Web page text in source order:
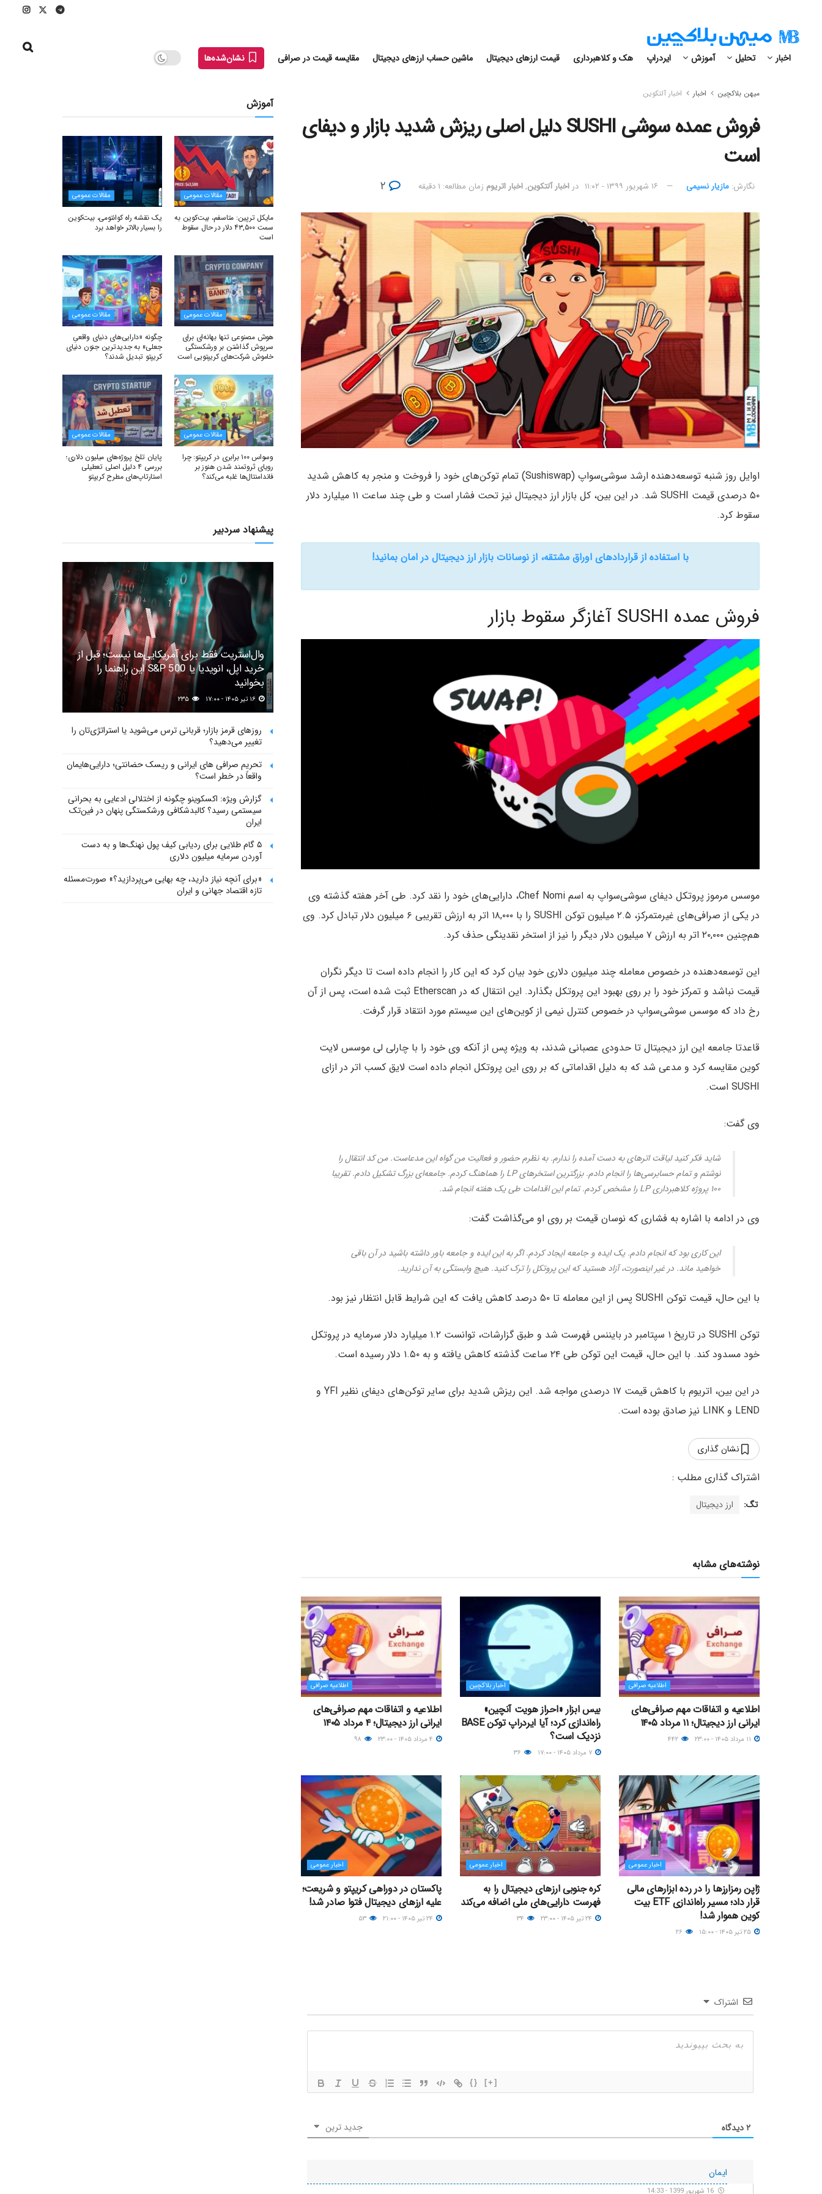
اخبار تحلیل آموزش ایردراپ هک و کلاهبرداری قیمت ارزهای دیجیتال ماشین حساب ارزهای دیجیتال مقایسه قیمت در صرافی نشان‌شده‌ها
میهن بلاکچین اخبار اخبار آلتکوین
فروش عمده سوشی SUSHI دلیل اصلی ریزش شدید بازار و دیفای
است
نگارش:‌ مازیار نسیمی ۱۶ شهریور ۱۳۹۹ - ۱۱:۰۲ در اخبار آلتکوین,اخبار اتریوم زمان مطالعه: ۱ دقیقه
اوایل روز شنبه توسعه‌دهنده ارشد سوشی‌سواپ (Sushiswap) تمام توکن‌های خود را فروخت و منجر به کاهش شدید
۵۰ درصدی قیمت SUSHI شد. در این بین، کل بازار ارز دیجیتال نیز تحت فشار است و طی چند ساعت ۱۱ میلیارد دلار
سقوط کرد.
با استفاده از قراردادهای اوراق مشتقه، از نوسانات بازار ارز دیجیتال در امان بمانید!
فروش عمده SUSHI آغازگر سقوط بازار
موسس مرموز پروتکل دیفای سوشی‌سواپ به اسم Chef Nomi، دارایی‌های خود را نقد کرد. طی آخر هفته گذشته وی
در یکی از صرافی‌های غیرمتمرکز، ۲.۵ میلیون توکن SUSHI را با ۱۸,۰۰۰ اتر به ارزش تقریبی ۶ میلیون دلار تبادل کرد. وی
هم‌چنین ۲۰,۰۰۰ اتر به ارزش ۷ میلیون دلار دیگر را نیز از استخر نقدینگی حذف کرد.
این توسعه‌دهنده در خصوص معامله چند میلیون دلاری خود بیان کرد که این کار را انجام داده است تا دیگر نگران
قیمت نباشد و تمرکز خود را بر روی بهبود این پروتکل بگذارد. این انتقال که در Etherscan ثبت شده است، پس از آن
رخ داد که موسس سوشی‌سواپ در خصوص کنترل نیمی از کوین‌های این سیستم مورد انتقاد قرار گرفت.
قاعدتا جامعه این ارز دیجیتال تا حدودی عصبانی شدند، به ویژه پس از آنکه وی خود را با چارلی لی موسس لایت
کوین مقایسه کرد و مدعی شد که به دلیل اقداماتی که بر روی این پروتکل انجام داده است لایق کسب اتر در ازای
SUSHI است.
وی گفت:
شاید فکر کنید لیاقت اترهای به دست آمده را ندارم. به نظرم حضور و فعالیت من گواه این مدعاست. من کد انتقال را
نوشتم و تمام حسابرسی‌ها را انجام دادم. بزرگترین استخرهای LP را هماهنگ کردم. جامعه‌ای بزرگ تشکیل دادم. تقریبا
۱۰۰ پروژه کلاهبرداری LP را مشخص کردم. تمام این اقدامات طی یک هفته انجام شد.
وی در ادامه با اشاره به فشاری که نوسان قیمت بر روی او می‌گذاشت گفت:
این کاری بود که انجام دادم. یک ایده و جامعه ایجاد کردم. اگر به این ایده و جامعه باور داشته باشید در آن باقی
خواهید ماند. در غیر اینصورت، آزاد هستید که این پروتکل را ترک کنید. هیچ وابستگی به آن ندارید.
با این حال، قیمت توکن SUSHI پس از این معامله تا ۵۰ درصد کاهش یافت که این شرایط قابل انتظار نیز بود.
توکن SUSHI در تاریخ ۱ سپتامبر در بایننس فهرست شد و طبق گزارشات، توانست ۱.۲ میلیارد دلار سرمایه در پروتکل
خود مسدود کند. با این حال، قیمت این توکن طی ۲۴ ساعت گذشته کاهش یافته و به ۱.۵۰ دلار رسیده است.
در این بین، اتریوم با کاهش قیمت ۱۷ درصدی مواجه شد. این ریزش شدید برای سایر توکن‌های دیفای نظیر YFI و
LEND و LINK نیز صادق بوده است.
نشان گذاری
تگ: ارز دیجیتال
نوشته‌های مشابه
اطلاعیه صرافی
اطلاعیه و اتفاقات مهم صرافی‌های
ایرانی ارز دیجیتال؛ ۱۱ مرداد ۱۴۰۵
اخبار بلاکچین
بیس ابزار «احراز هویت آنچین»
راه‌اندازی کرد؛ آیا ایردراپ توکن BASE
نزدیک‌ است؟
اطلاعیه صرافی
اطلاعیه و اتفاقات مهم صرافی‌های
ایرانی ارز دیجیتال؛ ۴ مرداد ۱۴۰۵
اخبار عمومی
ژاپن رمزارزها را در رده ابزارهای مالی
قرار داد؛ مسیر راه‌اندازی ETF بیت
کوین هموار شد!
اخبار عمومی
کره جنوبی ارزهای دیجیتال را به
فهرست دارایی‌های ملی اضافه می‌کند
اخبار عمومی
پاکستان در دوراهی کریپتو و شریعت؛
علیه ارزهای دیجیتال فتوا صادر شد!
اشتراک
{} [+]
۲دیدگاه جدید ترین
ایمان
آموزش
مقالات عمومی
مایکل ترپین: متاسفم، بیت‌کوین به
سمت ۴۳,۵۰۰ دلار در حال سقوط
است
مقالات عمومی
یک نقشه راه کوانتومی، بیت‌کوین
را بسیار بالاتر خواهد برد
مقالات عمومی
هوش مصنوعی تنها بهانه‌ای برای
سرپوش گذاشتن بر ورشکستگی
خاموش شرکت‌های کریپتویی است
مقالات عمومی
چگونه «دارایی‌های دنیای واقعیِ
جعلی» به جدیدترین جنون دنیای
کریپتو تبدیل شدند؟
مقالات عمومی
وسواس ۱۰۰ برابری در کریپتو: چرا
رویای ثروتمند شدن هنوز بر
فاندامنتال‌ها غلبه می‌کند؟
مقالات عمومی
پایان تلخ پروژه‌های میلیون دلاری؛
بررسی ۴ دلیل اصلی تعطیلی
استارتاپ‌های مطرح کریپتو
پیشنهاد سردبیر
وال‌استریت فقط برای آمریکایی‌ها نیست؛ قبل از
خرید اپل، انویدیا یا S&P 500 این راهنما را
بخوانید
روزهای قرمز بازار؛ قربانی ترس می‌شوید یا استراتژی‌تان را
تغییر می‌دهید؟
تحریم صرافی های ایرانی و ریسک حضانتی؛ دارایی‌هایمان
واقعاً در خطر است؟
گزارش ویژه: اکسکوینو چگونه از اختلالی ادعایی به بحرانی
سیستمی رسید؟ کالبدشکافی ورشکستگی پنهان در فین‌تک
ایران
۵ گام طلایی برای ردیابی کیف پول‌ نهنگ‌ها و به دست
آوردن سرمایه میلیون دلاری
«برای آنچه نیاز دارید، چه بهایی می‌پردازید؟» صورت‌مسئله
تازه اقتصاد جهانی و ایران